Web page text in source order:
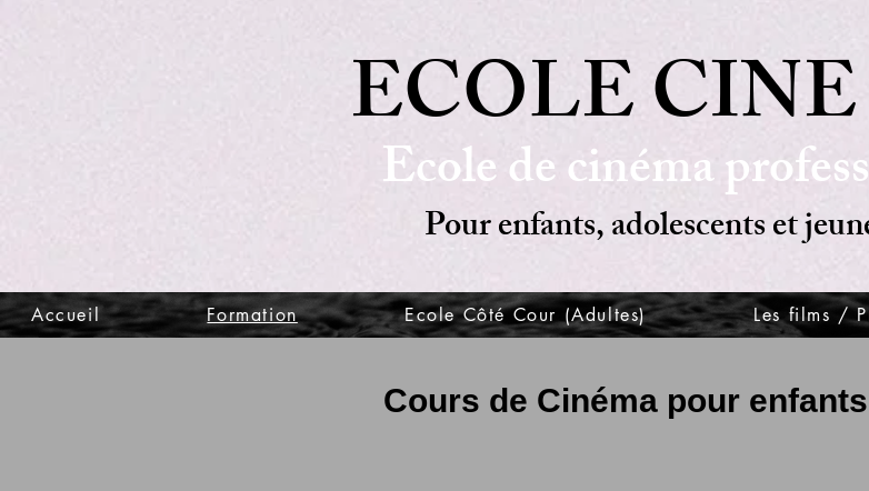
ECOLE
Ecole de cinéma
Pour enfants, adolescents et
Accueil Formation Ecole Côté Cour (Adultes) Les films /
Cours de Cinéma pour